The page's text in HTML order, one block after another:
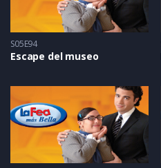
S05E94
Escape del museo